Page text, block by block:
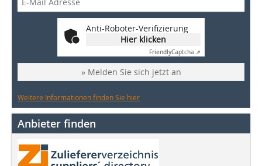
Anti-Roboter-Verifizierung
Hier klicken
FriendlyCaptcha ⇗
» Melden Sie sich jetzt an
Weitere Informationen finden Sie hier
Anbieter finden